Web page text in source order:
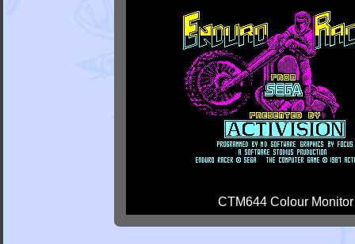
CTM644 Colour Monitor